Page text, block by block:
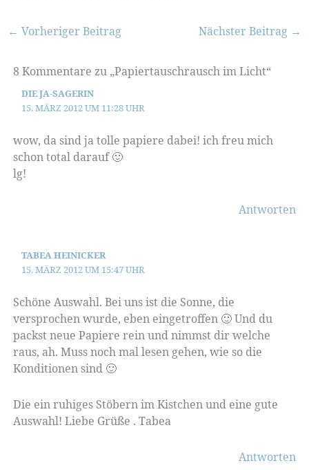
← Vorheriger Beitrag Nächster Beitrag →
8 Kommentare zu „Papiertauschrausch im Licht“
DIE JA-SAGERIN
15. MÄRZ 2012 UM 11:28 UHR
wow, da sind ja tolle papiere dabei! ich freu mich
schon total darauf 🙂
lg!
Antworten
TABEA HEINICKER
15. MÄRZ 2012 UM 15:47 UHR
Schöne Auswahl. Bei uns ist die Sonne, die
versprochen wurde, eben eingetroffen 🙂 Und du
packst neue Papiere rein und nimmst dir welche
raus, ah. Muss noch mal lesen gehen, wie so die
Konditionen sind 🙂
Die ein ruhiges Stöbern im Kistchen und eine gute
Auswahl! Liebe Grüße . Tabea
Antworten